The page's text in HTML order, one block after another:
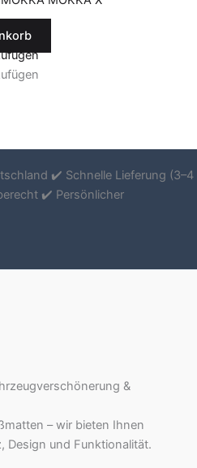
✔️ Schnelle Lieferung (3–4
✔️ Persönlicher
&
– wir bieten Ihnen
Design und Funktionalität.